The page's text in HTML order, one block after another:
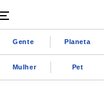
Gente Planeta
Mulher Pet